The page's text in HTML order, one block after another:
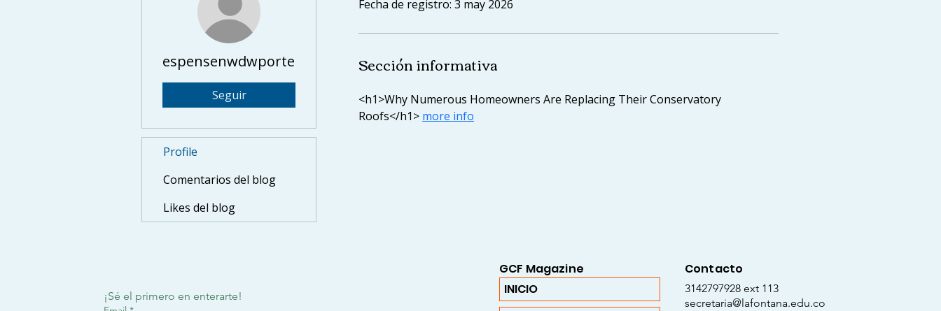
Fecha de registro: 3 may 2026
Sección informativa
<h1>Why Numerous Homeowners Are Replacing Their Conservatory
Roofs</h1> more info
espensenwdwporterfield
Seguir
Profile
Comentarios del blog
Likes del blog
¡Sé el primero en enterarte!
GCF Magazine
INICIO
Contacto
3142797928 ext 113
secretaria@lafontana.edu.co